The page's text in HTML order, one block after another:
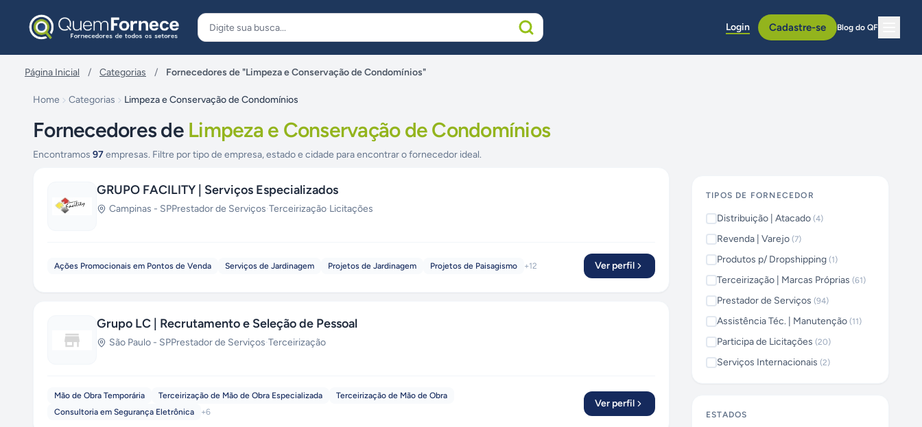
Login Cadastre-se Blog do QF
Página Inicial / Categorias / Fornecedores de "Limpeza e Conservação de Condomínios"
Home Categorias Limpeza e Conservação de Condomínios
Fornecedores de Limpeza e Conservação de Condomínios
Encontramos 97empresas. Filtre por tipo de empresa, estado e cidade para encontrar o fornecedor ideal.
GRUPO FACILITY | Serviços Especializados
Campinas - SPPrestador de Serviços·Terceirização·Licitações
Ações Promocionais em Pontos de Venda Serviços de Jardinagem Projetos de Jardinagem Projetos de Paisagismo +12 Ver perfil
Grupo LC | Recrutamento e Seleção de Pessoal
São Paulo - SPPrestador de Serviços·Terceirização
Mão de Obra Temporária Terceirização de Mão de Obra Especializada
Terceirização de Mão de Obra
Consultoria em Segurança Eletrônica
+6
Ver perfil
TIPOS DE FORNECEDOR
Distribuição | Atacado (4)
Revenda | Varejo (7)
Produtos p/ Dropshipping (1)
Terceirização | Marcas Próprias (61)
Prestador de Serviços (94)
Assistência Téc. | Manutenção (11)
Participa de Licitações (20)
Serviços Internacionais (2)
ESTADOS